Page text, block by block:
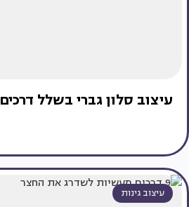
עיצוב סלון גברי בשלל דרכים
עיצוב גינות